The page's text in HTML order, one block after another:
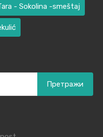
- Sokolina -smeštaj